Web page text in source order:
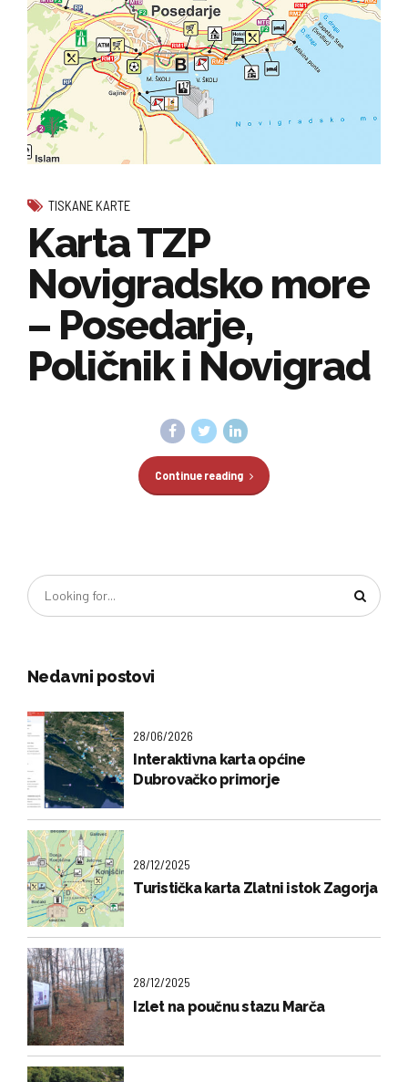
TISKANE KARTE
Karta TZP
Novigradsko more
– Posedarje,
Poličnik i Novigrad
Continue reading
Nedavni postovi
28/06/2026
Interaktivna karta općine
Dubrovačko primorje
28/12/2025
Turistička karta Zlatni istok Zagorja
28/12/2025
Izlet na poučnu stazu Marča